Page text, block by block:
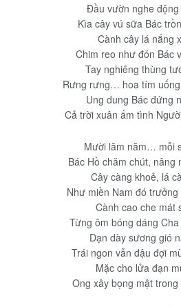
Đầu vườn nghe động
Kìa cây vú sữa Bác
Cành cây lá nắng
Chim reo như đón Bác
Tay nghiêng thùng
Rưng rưng… hoa tím
Ung dung Bác đứng
Cả trời xuân ấm tình
Mười lăm năm… mỗi
Bác Hồ chăm chút, nâng
Cây càng khoẻ, lá
Như miền Nam đó
Cành cao che mát
Từng ôm bóng dáng
Dạn dày sương gió
Trái ngon vẫn đậu đợi
Mặc cho lửa đạn
Ong xây bọng mật